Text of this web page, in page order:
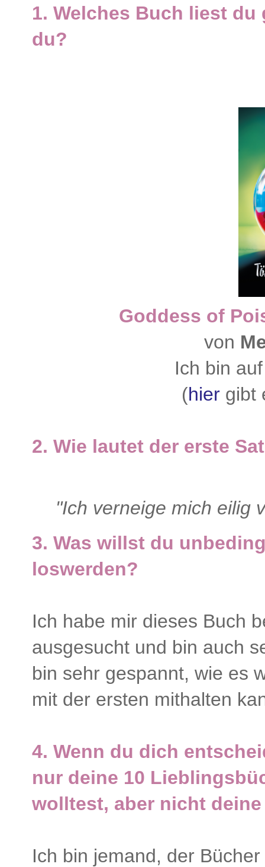
1. Welches Buch liest
du?
Goddess of
von
Ich bin
(hier gibt
2. Wie lautet der erste
"Ich verneige mich eilig
3. Was willst du
loswerden?
Ich habe mir dieses Buch
ausgesucht und bin auch
bin sehr gespannt, wie es
mit der ersten mithalten
4. Wenn du dich
nur deine 10
wolltest, aber nicht
Ich bin jemand, der